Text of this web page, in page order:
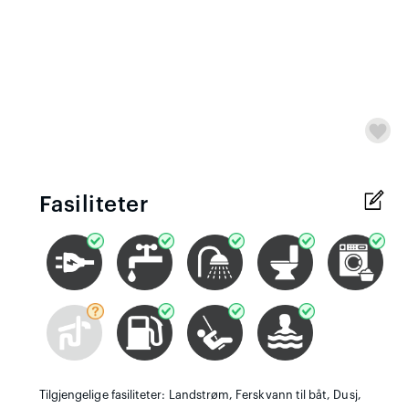
Fasiliteter
Tilgjengelige fasiliteter: Landstrøm, Ferskvann til båt, Dusj,